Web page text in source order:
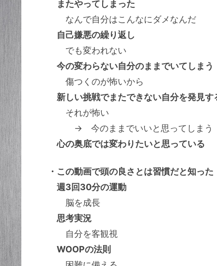
またやってしまった
なんで自分はこんなにダメなんだ
自己嫌悪の繰り返し
でも変われない
今の変わらない自分のままでいてしまう
傷つくのが怖いから
新しい挑戦でまたできない自分を発見す
それが怖い
→ 今のままでいいと思ってしまう
心の奥底では変わりたいと思っている
・この動画で頭の良さとは習慣だと知った
週3回30分の運動
脳を成長
思考実況
自分を客観視
WOOPの法則